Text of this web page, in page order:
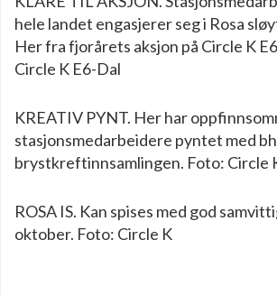
hele landet engasjerer seg i Rosa
Her fra fjorårets aksjon på Circle K
Circle K E6-Dal
KREATIV PYNT. Her har
stasjonsmedarbeidere pyntet med
brystkreftinnsamlingen. Foto: Circle
ROSA IS. Kan spises med god
oktober. Foto: Circle K